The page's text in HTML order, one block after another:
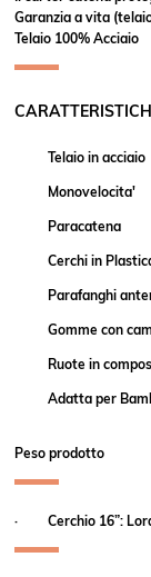
Garanzia a vita
Telaio 100% Acciaio
Telaio in acciaio
Monovelocita'
Paracatena
Cerchi in
Parafanghi
Gomme con
Ruote in
Adatta per
Peso prodotto
· Cerchio 16”: